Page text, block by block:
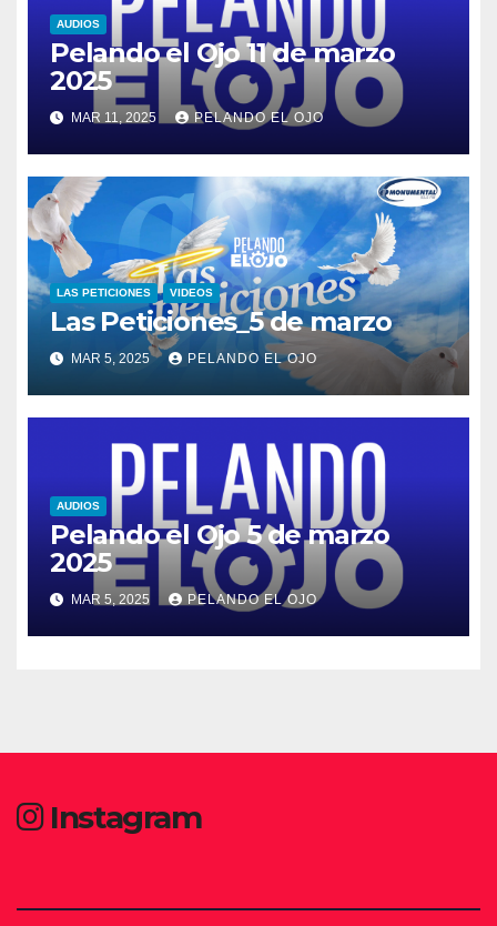
AUDIOS
Pelando el Ojo 11 de marzo
2025
MAR 11, 2025 PELANDO EL OJO
LAS PETICIONES VIDEOS
Las Peticiones_5 de marzo
MAR 5, 2025 PELANDO EL OJO
AUDIOS
Pelando el Ojo 5 de marzo
2025
MAR 5, 2025 PELANDO EL OJO
Instagram